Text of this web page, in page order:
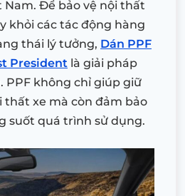
Nam. Để bảo vệ nội thất
khỏi các tác động hàng
thái lý tưởng, Dán PPF
President là giải pháp
PPF không chỉ giúp giữ
thất xe mà còn đảm bảo
suốt quá trình sử dụng.